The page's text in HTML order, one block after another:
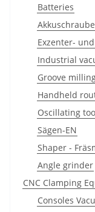
Batteries
Exzenter-
Industrial
Groove
Handheld
Oscillating
Sägen-EN
Shaper -
Angle grinder
CNC Clamping
Consoles